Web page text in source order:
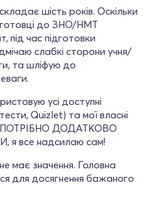
шість років. Оскільки
до ЗНО/НМТ
під час підготовки
слабкі сторони учня/
та шліфую до
усі доступні
тести, Quizlet) та мої власні
ПОТРІБНО ДОДАТКОВО
все надсилаю сам!
має значення. Головна
для досягнення бажаного